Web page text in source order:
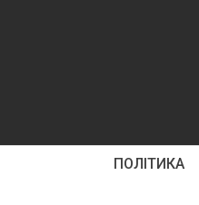
ПОЛІТИКА